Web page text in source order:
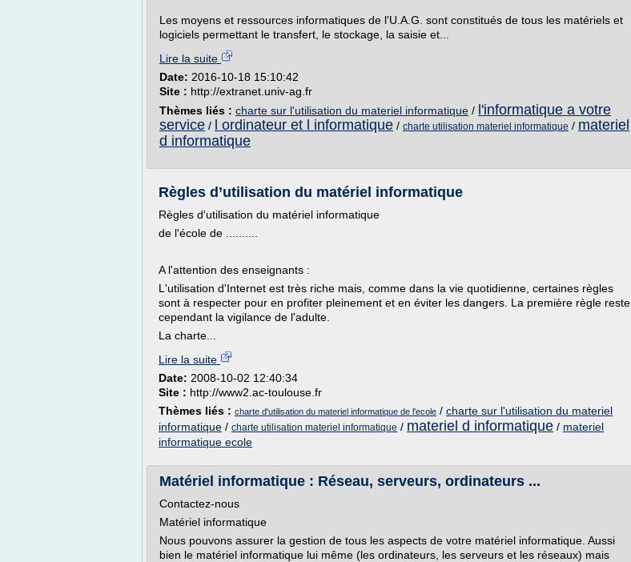
Les moyens et ressources informatiques de l'U.A.G. sont constitués de tous les matériels et
logiciels permettant le transfert, le stockage, la saisie et...
Lire la suite
Date: 2016-10-18 15:10:42
Site : http://extranet.univ-ag.fr
Thèmes liés : charte sur l'utilisation du materiel informatique / l'informatique a votre
service / l ordinateur et l informatique / charte utilisation materiel informatique / materiel
d informatique
Règles d’utilisation du matériel informatique
Règles d'utilisation du matériel informatique
de l'école de ..........
A l'attention des enseignants :
L'utilisation d'Internet est très riche mais, comme dans la vie quotidienne, certaines règles
sont à respecter pour en profiter pleinement et en éviter les dangers. La première règle reste
cependant la vigilance de l'adulte.
La charte...
Lire la suite
Date: 2008-10-02 12:40:34
Site : http://www2.ac-toulouse.fr
Thèmes liés : charte d'utilisation du materiel informatique de l'ecole / charte sur l'utilisation du materiel
informatique / charte utilisation materiel informatique / materiel d informatique / materiel
informatique ecole
Matériel informatique : Réseau, serveurs, ordinateurs ...
Contactez-nous
Matériel informatique
Nous pouvons assurer la gestion de tous les aspects de votre matériel informatique. Aussi
bien le matériel informatique lui même (les ordinateurs, les serveurs et les réseaux) mais